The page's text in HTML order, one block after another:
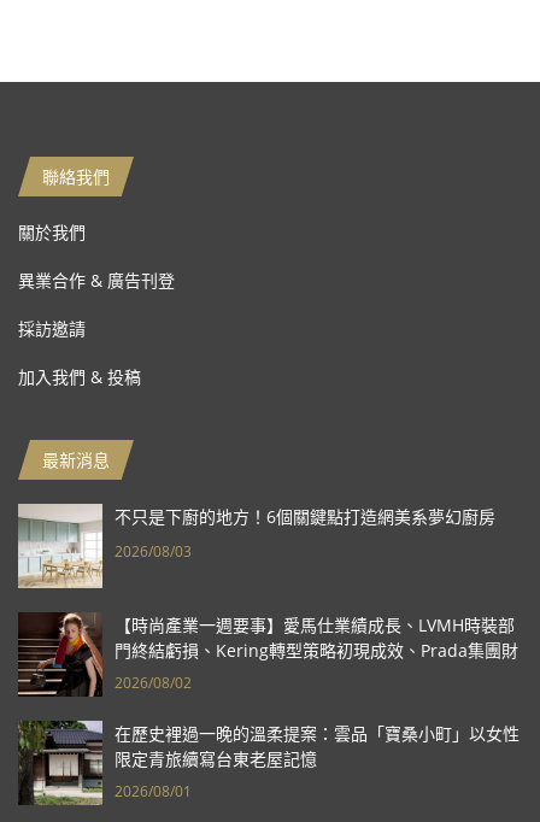
聯絡我們
關於我們
異業合作 & 廣告刊登
採訪邀請
加入我們 & 投稿
最新消息
不只是下廚的地方！6個關鍵點打造網美系夢幻廚房
2026/08/03
【時尚產業一週要事】愛馬仕業績成長、LVMH時裝部
門終結虧損、Kering轉型策略初現成效、Prada集團財
報亮眼
2026/08/02
在歷史裡過一晚的溫柔提案：雲品「寶桑小町」以女性
限定青旅續寫台東老屋記憶
2026/08/01